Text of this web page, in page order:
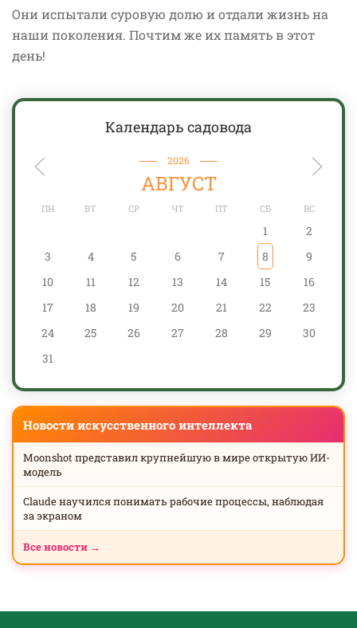
Они испытали суровую долю и отдали жизнь на
наши поколения. Почтим же их память в этот
день!
Календарь садовода
2026
АВГУСТ
ПН ВТ СР ЧТ ПТ СБ ВС
1
2
3
4 5 6 7 8
9
10
11 12 13 14 15
16
17
18 19 20 21 22
23
24
25 26 27 28 29
30
31
Новости искусственного интеллекта
Moonshot представил крупнейшую в мире открытую ИИ-
модель
Claude научился понимать рабочие процессы, наблюдая
за экраном
Все новости →